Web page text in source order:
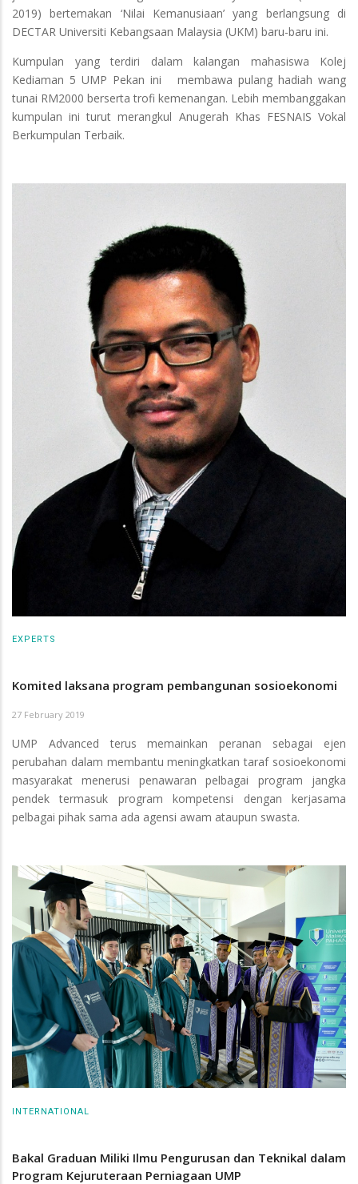
2019) bertemakan ‘Nilai Kemanusiaan’ yang berlangsung di
DECTAR Universiti Kebangsaan Malaysia (UKM) baru-baru ini.
Kumpulan yang terdiri dalam kalangan mahasiswa Kolej
Kediaman 5 UMP Pekan ini membawa pulang hadiah wang
tunai RM2000 berserta trofi kemenangan. Lebih membanggakan
kumpulan ini turut merangkul Anugerah Khas FESNAIS Vokal
Berkumpulan Terbaik.
EXPERTS
Komited laksana program pembangunan sosioekonomi
27 February 2019
UMP Advanced terus memainkan peranan sebagai ejen
perubahan dalam membantu meningkatkan taraf sosioekonomi
masyarakat menerusi penawaran pelbagai program jangka
pendek termasuk program kompetensi dengan kerjasama
pelbagai pihak sama ada agensi awam ataupun swasta.
INTERNATIONAL
Bakal Graduan Miliki Ilmu Pengurusan dan Teknikal dalam
Program Kejuruteraan Perniagaan UMP